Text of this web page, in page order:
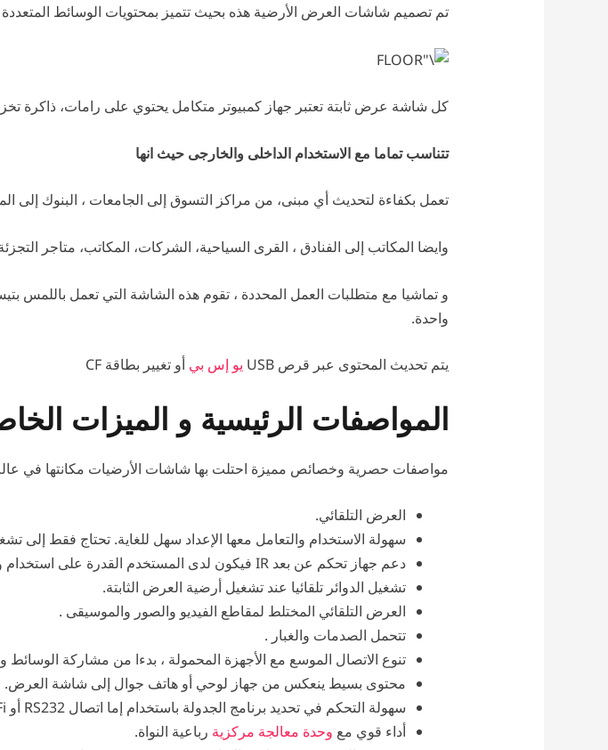
تم تصميم شاشات العرض الأرضية هذه بحيث تتميز بمحتويات الوسائط المتعددة
كل شاشة عرض ثابتة تعتبر جهاز كمبيوتر متكامل يحتوي على رامات، ذاكرة
تتناسب تماما مع الاستخدام الداخلى والخارجى حيث انها
تعمل بكفاءة لتحديث أي مبنى، من مراكز التسوق إلى الجامعات ، البنوك إلى
وايضا المكاتب إلى الفنادق ، القرى السياحية، الشركات، المكاتب، متاجر
و تماشيا مع متطلبات العمل المحددة ، تقوم هذه الشاشة التي تعمل باللمس
واحدة.
يتم تحديث المحتوى عبر قرص USB يو إس بي أو تغيير بطاقة CF
المواصفات الرئيسية و الميزات
مواصفات حصرية وخصائص مميزة احتلت بها شاشات الأرضيات مكانتها في عالم
العرض التلقائي.
سهولة الاستخدام والتعامل معها الإعداد سهل للغاية. تحتاج فقط إلى
دعم جهاز تحكم عن بعد IR فيكون لدى المستخدم القدرة على استخدام وحدة التحكم عن بعد لتشغيل الشاشة بأكملها.
تشغيل الدوائر تلقائيا عند تشغيل أرضية العرض الثابتة.
العرض التلقائي المختلط لمقاطع الفيديو والصور والموسيقى .
تتحمل الصدمات والغبار .
تنوع الاتصال الموسع مع الأجهزة المحمولة ، بدءا من مشاركة
محتوى بسيط ينعكس من جهاز لوحي أو هاتف جوال إلى شاشة العرض.
سهولة التحكم في تحديد برنامج الجدولة باستخدام إما اتصال RS232 أو LAN / WiFi باستخدام برنامج إدارة محتوى نظام إدارة المحتوى.
أداء قوي مع وحدة معالجة مركزية رباعية النواة.